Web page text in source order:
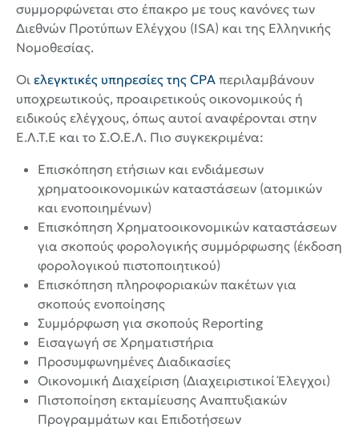
συμμορφώνεται στο έπακρο με τους κανόνες των
Διεθνών Προτύπων Ελέγχου (ΙSA) και της Ελληνικής
Νομοθεσίας.
Οι ελεγκτικές υπηρεσίες της CPA περιλαμβάνουν
υποχρεωτικούς, προαιρετικούς οικονομικούς ή
ειδικούς ελέγχους, όπως αυτοί αναφέρονται στην
Ε.Λ.Τ.Ε και το Σ.Ο.Ε.Λ. Πιο συγκεκριμένα:
Επισκόπηση ετήσιων και ενδιάμεσων
χρηματοοικονομικών καταστάσεων (ατομικών
και ενοποιημένων)
Επισκόπηση Χρηματοοικονομικών καταστάσεων
για σκοπούς φορολογικής συμμόρφωσης (έκδοση
φορολογικού πιστοποιητικού)
Επισκόπηση πληροφοριακών πακέτων για
σκοπούς ενοποίησης
Συμμόρφωση για σκοπούς Reporting
Εισαγωγή σε Χρηματιστήρια
Προσυμφωνημένες Διαδικασίες
Οικονομική Διαχείριση (Διαχειριστικοί Έλεγχοι)
Πιστοποίηση εκταμίευσης Αναπτυξιακών
Προγραμμάτων και Επιδοτήσεων